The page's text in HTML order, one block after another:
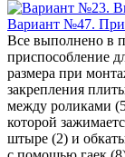
Вариант №47.
Все выполнено в
приспособление
размера при
закрепления
между роликами
которой
штыре (2) и